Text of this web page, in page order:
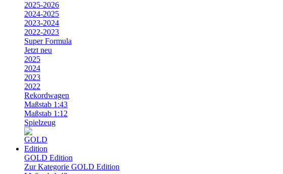
2025-2026
2024-2025
2023-2024
2022-2023
Super Formula
Jetzt neu
2025
2024
2023
2022
Rekordwagen
Maßstab 1:43
Maßstab 1:12
Spielzeug
GOLD Edition
Zur Kategorie GOLD Edition